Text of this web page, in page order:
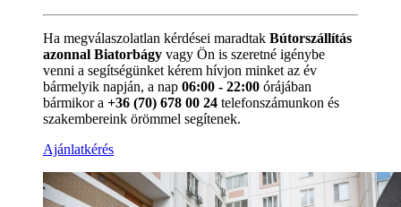
Ha megválaszolatlan kérdései maradtak Bútorszállítás
azonnal Biatorbágy vagy Ön is szeretné igénybe
venni a segítségünket kérem hívjon minket az év
bármelyik napján, a nap 06:00 - 22:00 órájában
bármikor a +36 (70) 678 00 24 telefonszámunkon és
szakembereink örömmel segítenek.
Ajánlatkérés